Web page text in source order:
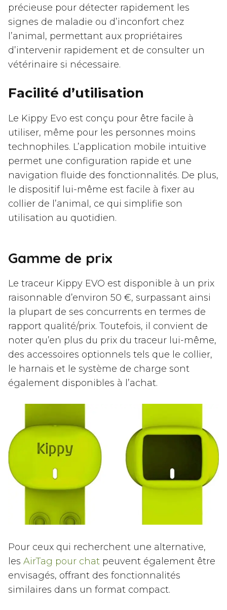
précieuse pour détecter rapidement les
signes de maladie ou d’inconfort chez
l’animal, permettant aux propriétaires
d’intervenir rapidement et de consulter un
vétérinaire si nécessaire.
Facilité d’utilisation
Le Kippy Evo est conçu pour être facile à
utiliser, même pour les personnes moins
technophiles. L’application mobile intuitive
permet une configuration rapide et une
navigation fluide des fonctionnalités. De plus,
le dispositif lui-même est facile à fixer au
collier de l’animal, ce qui simplifie son
utilisation au quotidien.
Gamme de prix
Le traceur Kippy EVO est disponible à un prix
raisonnable d’environ 50 €, surpassant ainsi
la plupart de ses concurrents en termes de
rapport qualité/prix. Toutefois, il convient de
noter qu’en plus du prix du traceur lui-même,
des accessoires optionnels tels que le collier,
le harnais et le système de charge sont
également disponibles à l’achat.
Pour ceux qui recherchent une alternative,
les AirTag pour chat peuvent également être
envisagés, offrant des fonctionnalités
similaires dans un format compact.